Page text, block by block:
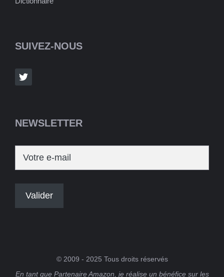
SUIVEZ-NOUS
NEWSLETTER
© 2009 - 2025 Tous droits réservés
En tant que Partenaire Amazon, je réalise un bénéfice sur les